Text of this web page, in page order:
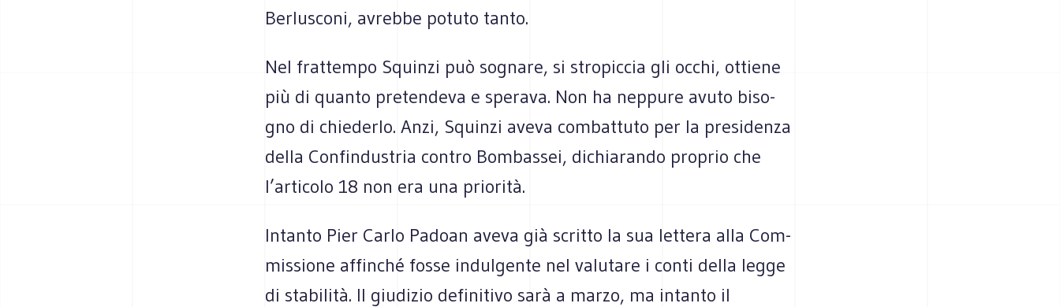
Ber­lu­sconi, avrebbe potuto tanto.
Nel frat­tempo Squinzi può sognare, si stro­pic­cia gli occhi, ottiene
più di quanto pre­ten­deva e spe­rava. Non ha nep­pure avuto biso­
gno di chie­derlo. Anzi, Squinzi aveva com­bat­tuto per la pre­si­denza
della Con­fin­du­stria con­tro Bom­bas­sei, dichia­rando pro­prio che
l’articolo 18 non era una priorità.
Intanto Pier Carlo Padoan aveva già scritto la sua let­tera alla Com­
mis­sione affin­ché fosse indul­gente nel valu­tare i conti della legge
di sta­bi­lità. Il giu­di­zio defi­ni­tivo sarà a marzo, ma intanto il